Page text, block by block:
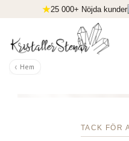
25 000+ Nöjda kunder
Hem
TACK FÖR